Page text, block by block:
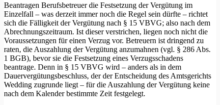
Beantragen Berufsbetreuer die Festsetzung der Vergütung im
Einzelfall – was derzeit immer noch die Regel sein dürfte – richtet
sich die Fälligkeit der Vergütung nach § 15 VBVG; also nach dem
Abrechnungszeitraum. Ist dieser verstrichen, liegen noch nicht die
Voraussetzungen für einen Verzug vor. Betreuern ist dringend zu
raten, die Auszahlung der Vergütung anzumahnen (vgl. § 286 Abs.
1 BGB), bevor sie die Festsetzung eines Verzugsschadens
beantrage. Denn in § 15 VBVG wird – anders als in dem
Dauervergütungsbeschluss, der der Entscheidung des Amtsgerichts
Wedding zugrunde liegt – für die Auszahlung der Vergütung keine
nach dem Kalender bestimmte Zeit festgelegt.